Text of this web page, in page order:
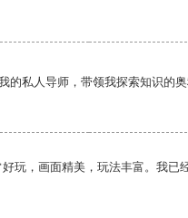
的私人导师，带领我探索知识的奥
玩，画面精美，玩法丰富。我已